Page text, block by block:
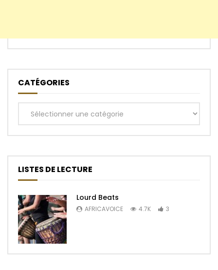
CATÉGORIES
Catégories
LISTES DE LECTURE
Lourd Beats
AFRICAVOICE 4.7K 3